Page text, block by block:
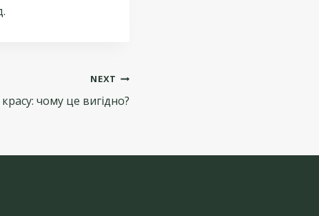
NEXT
красу: чому це вигідно?